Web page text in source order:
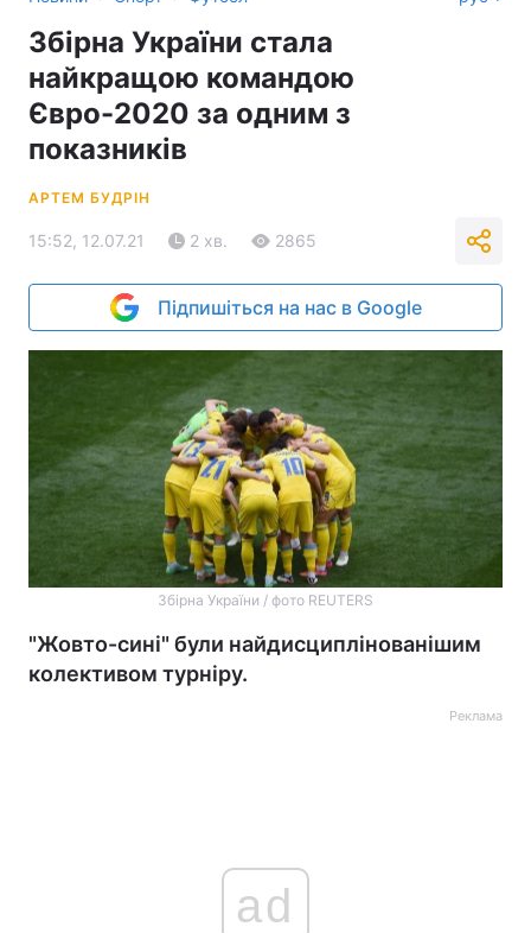
Збірна України стала
найкращою командою
Євро-2020 за одним з
показників
АРТЕМ БУДРІН
15:52, 12.07.21 2 хв. 2865
Підпишіться на нас в Google
Збірна України / фото REUTERS
"Жовто-сині" були найдисциплінованішим
колективом турніру.
Реклама
ad